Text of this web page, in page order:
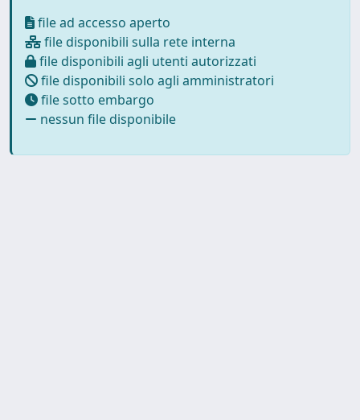
file ad accesso aperto
file disponibili sulla rete interna
file disponibili agli utenti autorizzati
file disponibili solo agli amministratori
file sotto embargo
nessun file disponibile